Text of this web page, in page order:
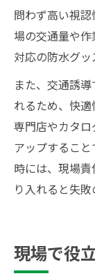
問わず高い視
場の交通量や作
対応の防水グッ
また、交通誘
れるため、快
専門店やカタ
アップするこ
時には、現場
り入れると失敗
現場で役